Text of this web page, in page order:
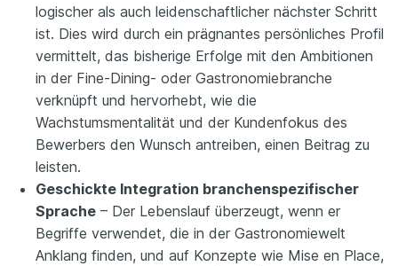
logischer als auch leidenschaftlicher nächster Schritt
ist. Dies wird durch ein prägnantes persönliches Profil
vermittelt, das bisherige Erfolge mit den Ambitionen
in der Fine-Dining- oder Gastronomiebranche
verknüpft und hervorhebt, wie die
Wachstumsmentalität und der Kundenfokus des
Bewerbers den Wunsch antreiben, einen Beitrag zu
leisten.
Geschickte Integration branchenspezifischer
Sprache – Der Lebenslauf überzeugt, wenn er
Begriffe verwendet, die in der Gastronomiewelt
Anklang finden, und auf Konzepte wie Mise en Place,